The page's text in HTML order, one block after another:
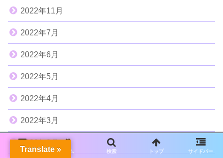
2022年11月
2022年7月
2022年6月
2022年5月
2022年4月
2022年3月
2022年2月
メニュー ホーム 検索 トップ サイドバー
Translate »